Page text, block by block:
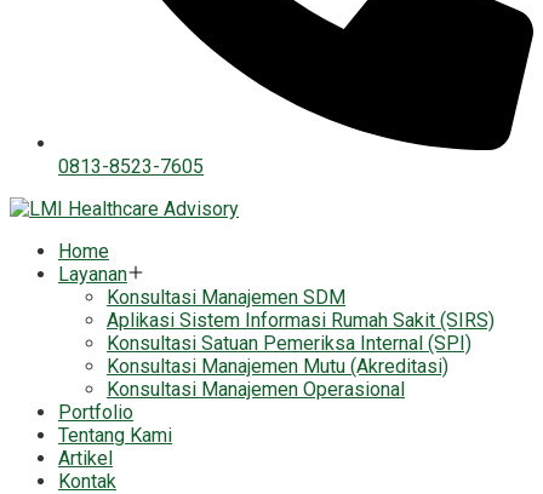
0813-8523-7605
Home
Layanan
Konsultasi Manajemen SDM
Aplikasi Sistem Informasi Rumah Sakit (SIRS)
Konsultasi Satuan Pemeriksa Internal (SPI)
Konsultasi Manajemen Mutu (Akreditasi)
Konsultasi Manajemen Operasional
Portfolio
Tentang Kami
Artikel
Kontak